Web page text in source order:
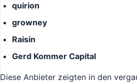
quirion
growney
Raisin
Gerd Kommer Capital
Diese Anbieter zeigten in den